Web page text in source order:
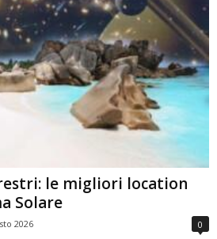
le migliori location
Solare
2026 0